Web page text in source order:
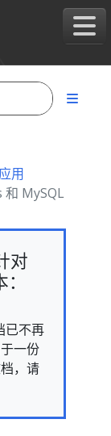
用
MySQL
对
已不再
一份
，请